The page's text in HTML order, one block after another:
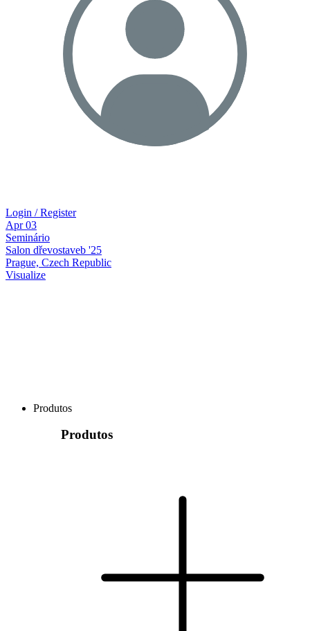
Login / Register
Apr 03
Seminário
Salon dřevostaveb '25
Prague, Czech Republic
Visualize
Produtos
Produtos